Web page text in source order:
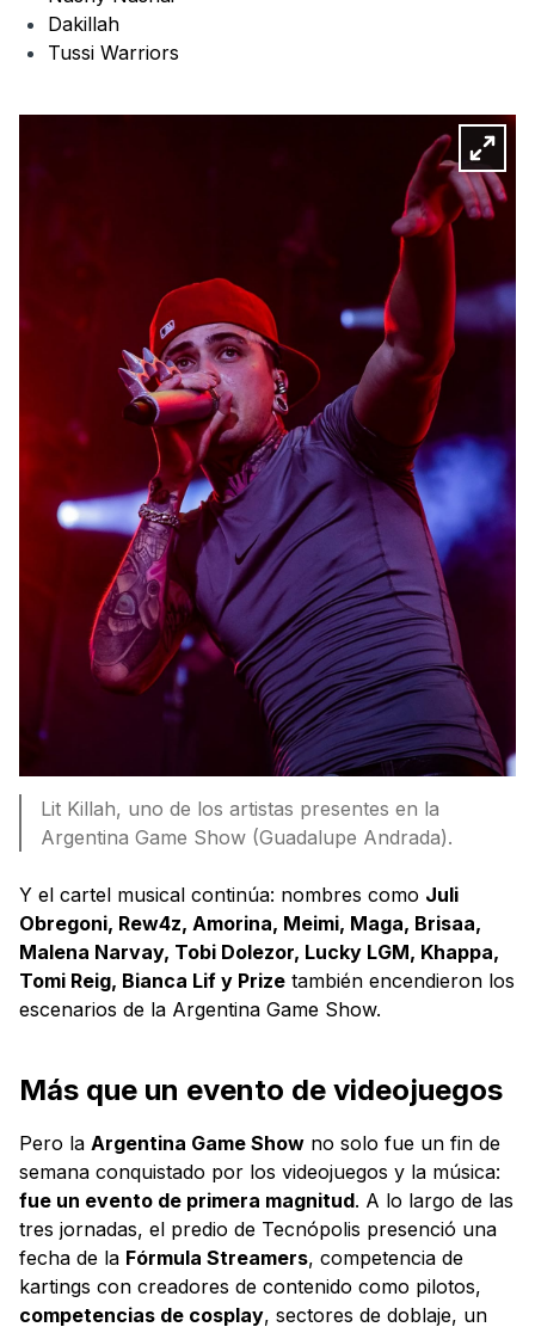
Dakillah
Tussi Warriors
Lit Killah, uno de los artistas presentes en la
Argentina Game Show (Guadalupe Andrada).
Y el cartel musical continúa: nombres como Juli
Obregoni, Rew4z, Amorina, Meimi, Maga, Brisaa,
Malena Narvay, Tobi Dolezor, Lucky LGM, Khappa,
Tomi Reig, Bianca Lif y Prize también encendieron los
escenarios de la Argentina Game Show.
Más que un evento de videojuegos
Pero la Argentina Game Show no solo fue un fin de
semana conquistado por los videojuegos y la música:
fue un evento de primera magnitud. A lo largo de las
tres jornadas, el predio de Tecnópolis presenció una
fecha de la Fórmula Streamers, competencia de
kartings con creadores de contenido como pilotos,
competencias de cosplay, sectores de doblaje, un